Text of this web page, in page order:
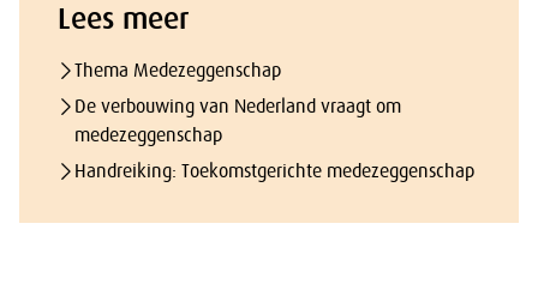
Lees meer
Thema Medezeggenschap
De verbouwing van Nederland vraagt om
medezeggenschap
Handreiking: Toekomstgerichte medezeggenschap